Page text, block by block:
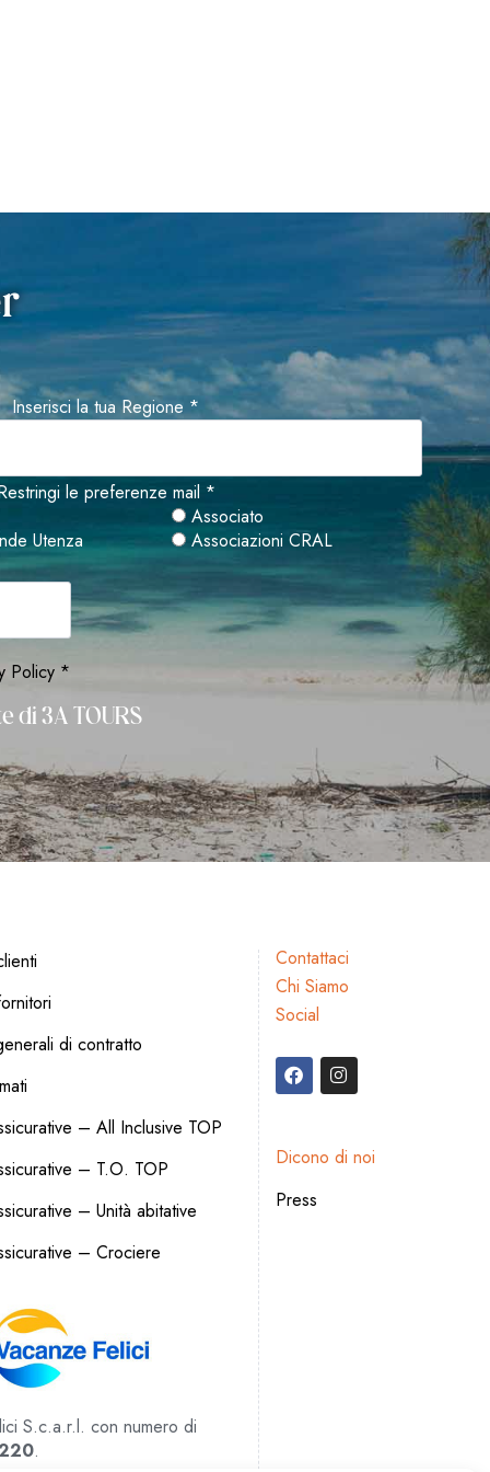
Inserisci la tua Regione *
le preferenze mail *
Associato
Utenza
Associazioni CRAL
Policy *
di 3A TOURS
di contratto
– All Inclusive TOP
– T.O. TOP
– Unità abitative
– Crociere
S.c.a.r.l. con numero di
.
Contattaci
Chi Siamo
Social
Dicono di noi
Press